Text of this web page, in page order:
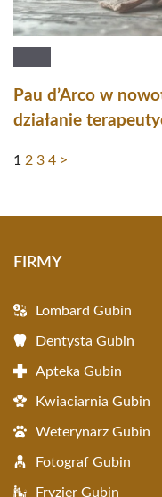
Pau d’Arco w
działanie
1 2 3 4 >
FIRMY
Lombard Gubin
Dentysta Gubin
Apteka Gubin
Kwiaciarnia Gubin
Weterynarz Gubin
Fotograf Gubin
Fryzjer Gubin